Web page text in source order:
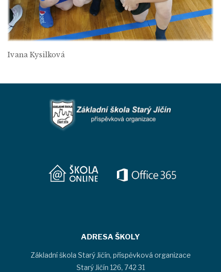
Ivana Kysilková
ADRESA ŠKOLY
Základní škola Starý Jičín, příspěvková organizace
Starý Jičín 126, 742 31